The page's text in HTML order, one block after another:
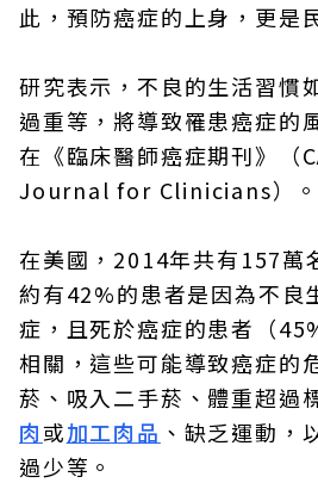
此，預防癌症的上身，更是
研究表示，不良的生活習慣
過重等，將導致罹患癌症的
在《臨床醫師癌症期刊》（
Journal for Clinicians）。
在美國，2014年共有157萬
約有42%的患者是因為不良
症，且死於癌症的患者（
相關，這些可能導致癌症的
菸、吸入二手菸、體重超過
肉或加工肉品 、缺乏運動，
過少等。